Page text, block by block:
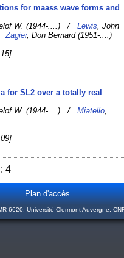
for maass wave forms and
W. (1944-....) /Lewis , John
/Zagier, Don Bernard (1951-....)
for SL2 over a totally real
W. (1944-....) /Miatello
4
Plan d'accès
6620, Université Clermont Auvergne,